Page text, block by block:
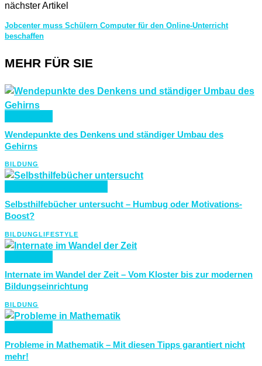
nächster Artikel
Jobcenter muss Schülern Computer für den Online-Unterricht
beschaffen
MEHR FÜR SIE
Wendepunkte des Denkens und ständiger Umbau des
Gehirns
BILDUNG
Selbsthilfebücher untersucht – Humbug oder Motivations-
Boost?
BILDUNGLIFESTYLE
Internate im Wandel der Zeit – Vom Kloster bis zur modernen
Bildungseinrichtung
BILDUNG
Probleme in Mathematik – Mit diesen Tipps garantiert nicht
mehr!